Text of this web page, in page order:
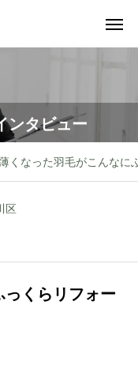
ンタビュー
くなった羽毛がこんなに
区
くらリフォー